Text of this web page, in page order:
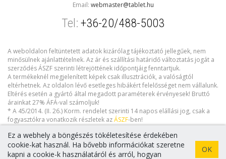
Email: webmaster@tablet.hu
Tel: +36-20/488-5003
A weboldalon feltüntetett adatok kizárólag tájékoztató jellegűek, nem
minősülnek ajánlattételnek. Az ár és szállítási határidő változtatás jogát a
szerződés ÁSZF szerinti létrejöttének időpontjáig fenntartjuk.
A termékeknél megjelenített képek csak illusztrációk, a valóságtól
eltérhetnek. Az oldalon lévő esetleges hibákért felelősséget nem vállalunk.
Eltérés esetén a gyártó által megadott paraméterek érvényesek! Bruttó
árainkat 27% ÁFÁ-val számoljuk!
* A 45/2014. (II. 26.) Korm. rendelet szerinti 14 napos elállási jog, csak a
fogyasztókra vonatkozik részletek azÁSZF-ben!
Copyright © 2026 tablet.hu. Minden jog fenntartva!
Ez a webhely a böngészés tökéletesítése érdekében
cookie-kat használ. Ha bővebb információkat szeretne
kapni a cookie-k használatáról és arról, hogyan
OK